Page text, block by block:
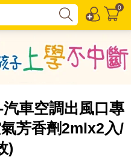
0
車空調出風口專
芳香劑2mlx2入/
)